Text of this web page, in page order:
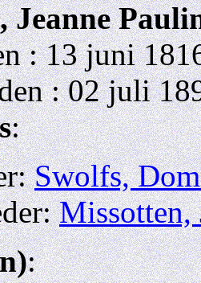
Jeanne
: 13 juni
: 02 juli
:
Swolfs,
Missotten,
: